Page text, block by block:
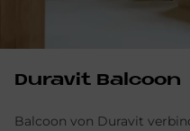
Du­ra­vit Bal­coon
Balcoon von Duravit